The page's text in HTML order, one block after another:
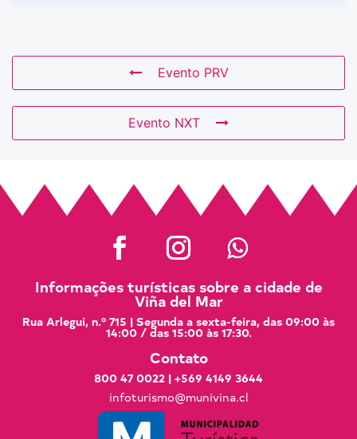
Evento PRV
Evento NXT
Informações turísticas sobre a cidade de
Viña del Mar
Rua Arlegui, n.º 715 | Segunda a sexta-feira, das 09:00 às
14:00 / das 15:00 às 17:30.
Contato
800 47 0022 | +569 4149 3644
infoturismo@munivina.cl